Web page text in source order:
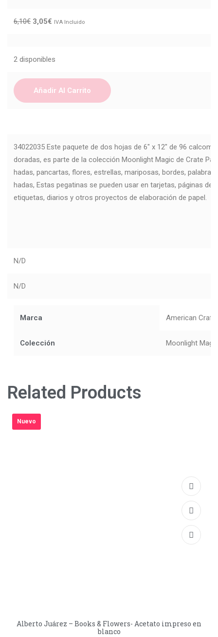
6,10€ 3,05€ IVA Incluido
2 disponibles
Añadir Al Carrito
34022035 Este paquete de dos hojas de 6" x 12" de 96
doradas, es parte de la colección Moonlight Magic de Crate
hadas, pancartas, flores, estrellas, mariposas, bordes,
hadas, Estas pegatinas se pueden usar en tarjetas, páginas de
etiquetas, diarios y otros proyectos de elaboración de papel.
N/D
N/D
Marca American
Colección Moonlight
Related Products
Nuevo
Alberto Juárez – Books & Flowers- Acetato impreso en
blanco